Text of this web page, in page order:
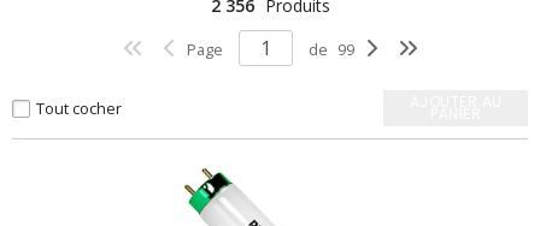
2 356 Produits
Page de 99
Tout cocher